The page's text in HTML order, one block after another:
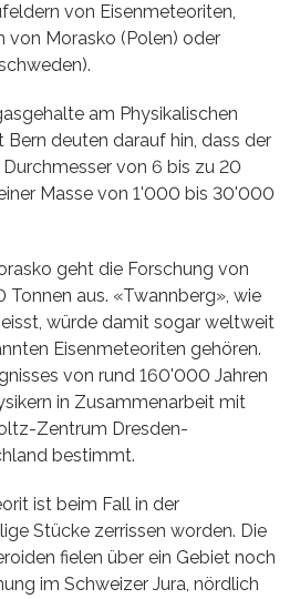
von Eisenmeteoriten,
von Morasko (Polen) oder
am Physikalischen
deuten darauf hin, dass der
von 6 bis zu 20
Masse von 1'000 bis 30'000
geht die Forschung von
Tonnen aus. «Twannberg», wie
würde damit sogar weltweit
Eisenmeteoriten gehören.
von rund 160'000 Jahren
in Zusammenarbeit mit
Zentrum Dresden-
bestimmt.
ist beim Fall in der
Stücke zerrissen worden. Die
fielen über ein Gebiet noch
im Schweizer Jura, nördlich